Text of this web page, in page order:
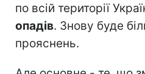
по всій території
опадів. Знову буде
прояснень.